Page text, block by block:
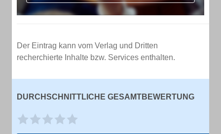
Der Eintrag kann vom Verlag und Dritten
recherchierte Inhalte bzw. Services enthalten.
DURCHSCHNITTLICHE GESAMTBEWERTUNG